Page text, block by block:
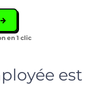
en 1 clic
est